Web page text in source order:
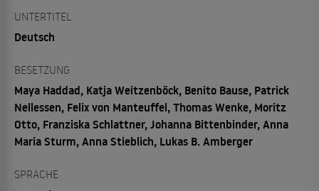
UNTERTITEL
Deutsch
BESETZUNG
Maya Haddad, Katja Weitzenböck, Benito Bause, Patrick
Nellessen, Felix von Manteuffel, Thomas Wenke, Moritz
Otto, Franziska Schlattner, Johanna Bittenbinder, Anna
Maria Sturm, Anna Stieblich, Lukas B. Amberger
SPRACHE